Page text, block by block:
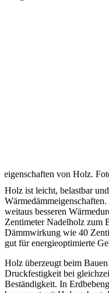
von Holz.
Holz ist leicht, belastbar
weitaus besseren
Zentimeter Nadelholz zum
Dämmwirkung wie 40
gut für energieoptimierte
Holz überzeugt beim
Druckfestigkeit bei
Beständigkeit. In